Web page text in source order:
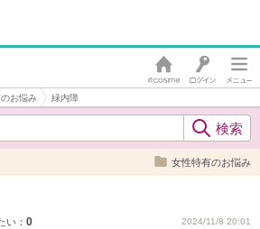
お悩み 緑内障
女性特有のお悩み
い： 0 2024/11/8 20:01